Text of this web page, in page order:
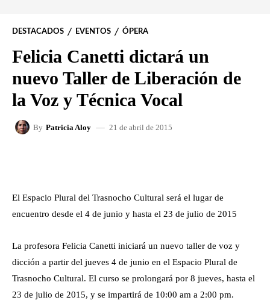
DESTACADOS EVENTOS ÓPERA
Felicia Canetti dictará un
nuevo Taller de Liberación de
la Voz y Técnica Vocal
By Patricia Aloy 21 de abril de 2015
El Espacio Plural del Trasnocho Cultural será el lugar de
encuentro desde el 4 de junio y hasta el 23 de julio de 2015
La profesora Felicia Canetti iniciará un nuevo taller de voz y
dicción a partir del jueves 4 de junio en el Espacio Plural de
Trasnocho Cultural. El curso se prolongará por 8 jueves, hasta el
23 de julio de 2015, y se impartirá de 10:00 am a 2:00 pm.